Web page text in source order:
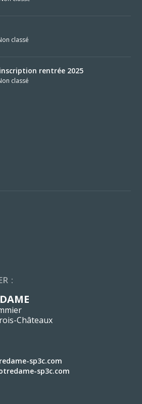
classé
rentrée 2025
classé
:
Châteaux
sp3c.com
sp3c.com